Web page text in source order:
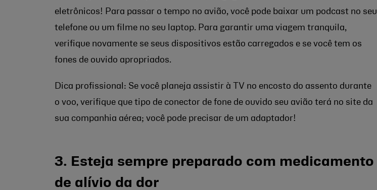
eletrônicos! Para passar o tempo no avião, você pode baixar um podcast no seu
telefone ou um filme no seu laptop. Para garantir uma viagem tranquila,
verifique novamente se seus dispositivos estão carregados e se você tem os
fones de ouvido apropriados.
Dica profissional: Se você planeja assistir à TV no encosto do assento durante
o voo, verifique que tipo de conector de fone de ouvido seu avião terá no site da
sua companhia aérea; você pode precisar de um adaptador!
3. Esteja sempre preparado com medicamento
de alívio da dor